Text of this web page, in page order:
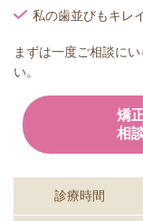
私の歯並びもキレ
まずは一度ご相談に
い。
矯
相
診療時間